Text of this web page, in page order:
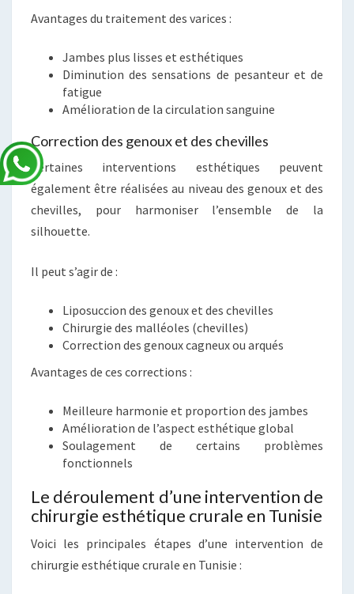
Avantages du traitement des varices :
Jambes plus lisses et esthétiques
Diminution des sensations de pesanteur et de
fatigue
Amélioration de la circulation sanguine
Correction des genoux et des chevilles
Certaines interventions esthétiques peuvent
également être réalisées au niveau des genoux et des
chevilles, pour harmoniser l’ensemble de la
silhouette.
Il peut s’agir de :
Liposuccion des genoux et des chevilles
Chirurgie des malléoles (chevilles)
Correction des genoux cagneux ou arqués
Avantages de ces corrections :
Meilleure harmonie et proportion des jambes
Amélioration de l’aspect esthétique global
Soulagement de certains problèmes
fonctionnels
Le déroulement d’une intervention de
chirurgie esthétique crurale en Tunisie
Voici les principales étapes d’une intervention de
chirurgie esthétique crurale en Tunisie :